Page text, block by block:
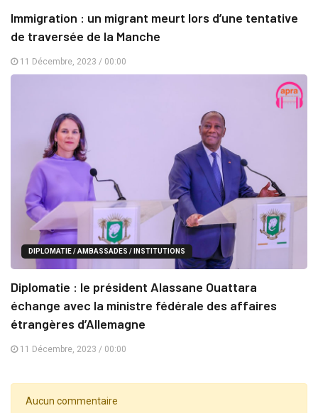
Immigration : un migrant meurt lors d’une tentative
de traversée de la Manche
11 Décembre, 2023 / 00:00
DIPLOMATIE / AMBASSADES / INSTITUTIONS
Diplomatie : le président Alassane Ouattara
échange avec la ministre fédérale des affaires
étrangères d’Allemagne
11 Décembre, 2023 / 00:00
Aucun commentaire